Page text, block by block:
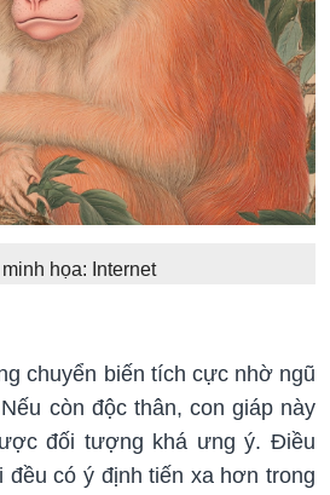
họa: Internet
chuyển biến tích cực nhờ ngũ
còn độc thân, con giáp này
đối tượng khá ưng ý. Điều
đều có ý định tiến xa hơn trong